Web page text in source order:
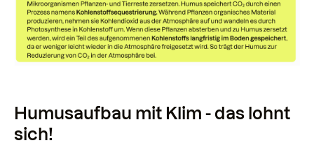
Humusaufbau mit Klim - das lohnt
sich!